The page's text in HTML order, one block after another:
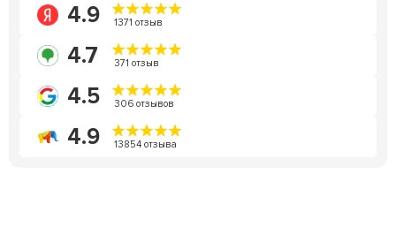
4.9 1371 отзыв
4.7 371 отзыв
4.5 306 отзывов
4.9 13854 отзыва